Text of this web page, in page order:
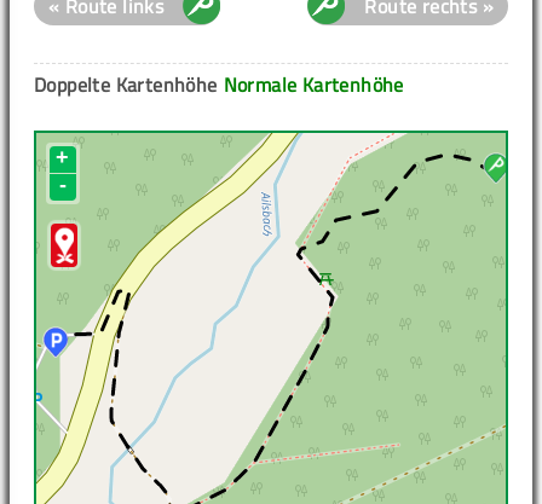
Normale Kartenhöhe
Doppelte Kartenhöhe
+
-